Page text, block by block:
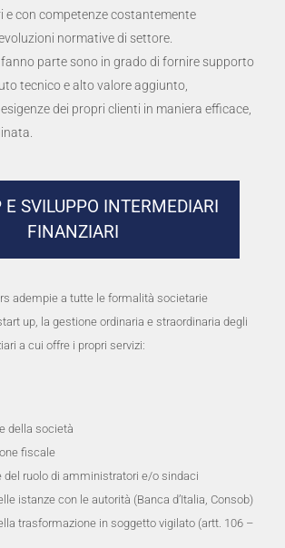
e con competenze costantemente
normative di settore.
fanno parte sono in grado di fornire supporto
tecnico e alto valore aggiunto,
dei propri clienti in maniera efficace,
E SVILUPPO INTERMEDIARI
FINANZIARI
adempie a tutte le formalità societarie
up, la gestione ordinaria e straordinaria degli
a cui offre i propri servizi:
della società
fiscale
del ruolo di amministratori e/o sindaci
istanze con le autorità (Banca d’Italia, Consob)
trasformazione in soggetto vigilato (artt. 106 –